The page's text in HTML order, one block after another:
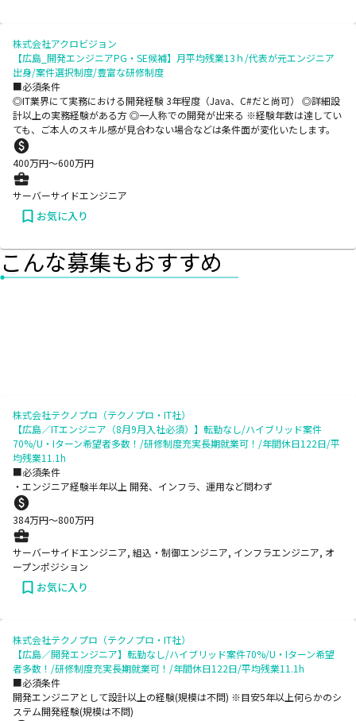
株式会社アクロビジョン
【広島_開発エンジニアPG・SE候補】月平均残業13ｈ/代表が元エンジニア
出身/案件選択制度/豊富な研修制度
■必須条件
◎IT業界にて実務における開発経験 3年程度（Java、C#だと尚可） ◎詳細設
計以上の実務経験がある方 ◎一人称での開発が出来る ※経験年数は達してい
ても、ご本人のスキル感が見合わない場合などは条件面が変化いたします。
400万円〜600万円
サーバーサイドエンジニア
お気に入り
こんな募集もおすすめ
株式会社テクノプロ（テクノプロ・IT社）
【広島／ITエンジニア（8月9月入社必須）】転勤なし/ハイブリッド案件
70%/U・Iターン希望者多数！/研修制度充実長期就業可！/年間休日122日/平
均残業11.1h
■必須条件
・エンジニア経験半年以上 開発、インフラ、運用など問わず
384万円〜800万円
サーバーサイドエンジニア, 組込・制御エンジニア, インフラエンジニア, オ
ープンポジション
お気に入り
株式会社テクノプロ（テクノプロ・IT社）
【広島／開発エンジニア】転勤なし/ハイブリッド案件70%/U・Iターン希望
者多数！/研修制度充実長期就業可！/年間休日122日/平均残業11.1h
■必須条件
開発エンジニアとして設計以上の経験(規模は不問) ※目安5年以上何らかのシ
ステム開発経験(規模は不問)